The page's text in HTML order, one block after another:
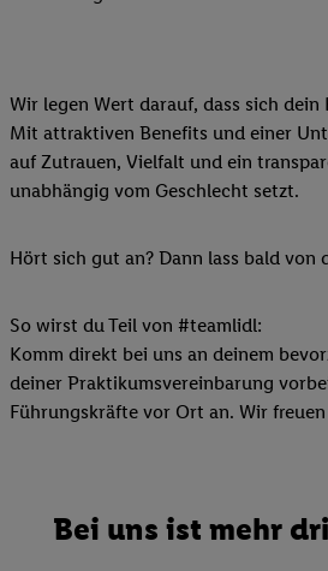
Wir legen Wert darauf, dass sich
Mit attraktiven Benefits und einer
auf Zutrauen, Vielfalt und ein
unabhängig vom Geschlecht setzt.
Hört sich gut an? Dann lass bald von
So wirst du Teil von #teamlidl:
Komm direkt bei uns an deinem
deiner Praktikumsvereinbarung
Führungskräfte vor Ort an. Wir
Bei uns ist mehr